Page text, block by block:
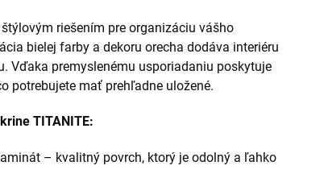
štýlovým riešením pre organizáciu vášho
bielej farby a dekoru orecha dodáva interiéru
Vďaka premyslenému usporiadaniu poskytuje
potrebujete mať prehľadne uložené.
TITANITE:
– kvalitný povrch, ktorý je odolný a ľahko